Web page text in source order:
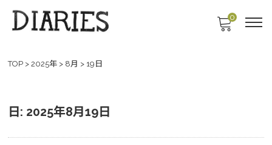
0
TOP > 2025年 > 8月 > 19日
日: 2025年8月19日